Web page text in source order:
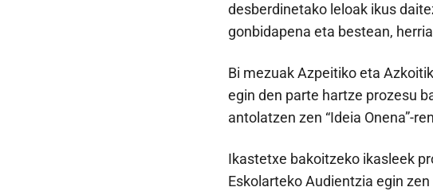
desberdinetako leloak ikus
gonbidapena eta bestean,
Bi mezuak Azpeitiko eta
egin den parte hartze prozesu
antolatzen zen “Ideia Onena”-
Ikastetxe bakoitzeko ikasleek
Eskolarteko Audientzia egin